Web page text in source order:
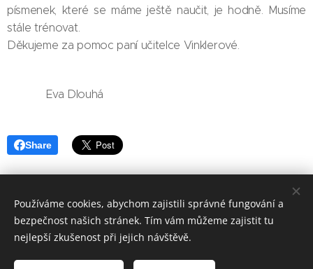
písmenek, které se máme ještě naučit, je hodně. Musíme
stále trénovat.
Děkujeme za pomoc paní učitelce Vinklerové.
Eva Dlouhá
Share
Základní škola, Jičín, Poděbradova 18
Všechna práva vyhrazena.
Používáme cookies, abychom zajistili správné fungování a
bezpečnost našich stránek. Tím vám můžeme zajistit tu
nejlepší zkušenost při jejich návštěvě.